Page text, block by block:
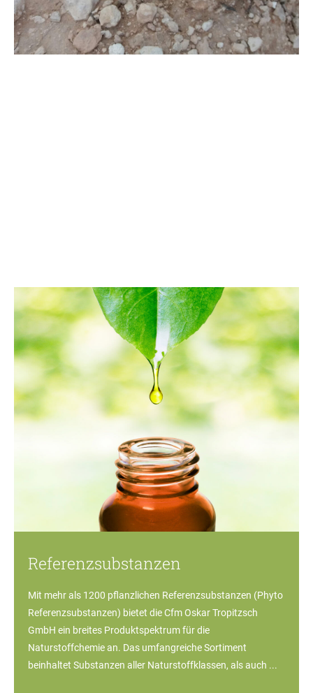
Referenzsubstanzen
Mit mehr als 1200 pflanzlichen Referenzsubstanzen (Phyto
Referenzsubstanzen) bietet die Cfm Oskar Tropitzsch
GmbH ein breites Produktspektrum für die
Naturstoffchemie an. Das umfangreiche Sortiment
beinhaltet Substanzen aller Naturstoffklassen, als auch ...